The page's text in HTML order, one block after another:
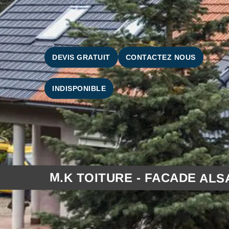
DEVIS GRATUIT CONTACTEZ NOUS
INDISPONIBLE
M.K TOITURE - FACADE